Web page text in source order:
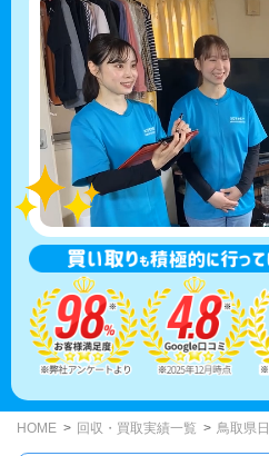
HOME 回収・買取実績一覧 鳥取県